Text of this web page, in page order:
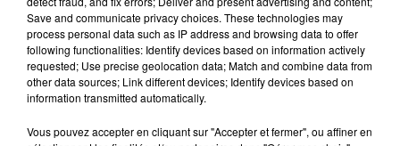
L'INSPECTION DU TRAVAIL RAPPELLE À
L'ORDRE SUR LES CONDITIONS DE...
Alors que les dates de début des vendange 2026
s'est avéré être plus précoce que prévu,
l'inspection du Travail en profite pour rappeler
TITRES DIFFUSÉS
Save and communicate privacy choices. These technologies may
process personal data such as IP address and browsing data to offer
following functionalities: Identify devices based on information actively
requested; Use precise geolocation data; Match and combine data from
other data sources; Link different devices; Identify devices based on
information transmitted automatically.
Vous pouvez accepter en cliquant sur "Accepter et fermer", ou affiner en